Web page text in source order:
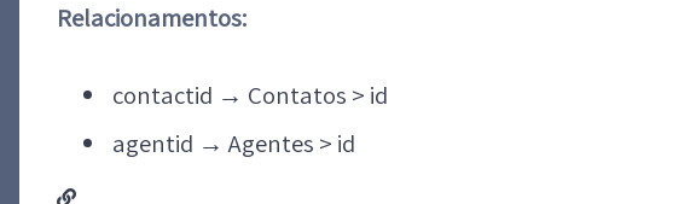
Relacionamentos:
contactid → Contatos > id
agentid →Agentes > id